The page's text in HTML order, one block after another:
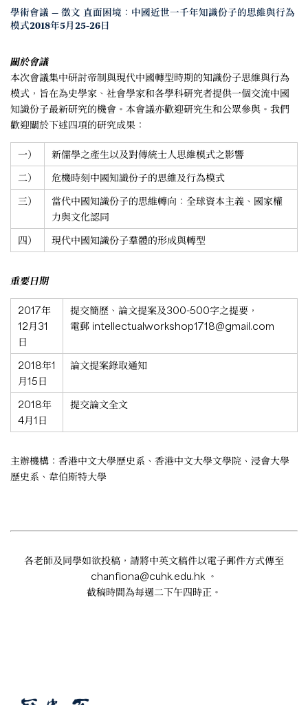
學術會議 — 徵文 直面困境：中國近世一千年知識份子的思維與行為
模式2018年5月25-26日
關於會議
本次會議集中研討帝制與現代中國轉型時期的知識份子思維與行為
模式，旨在為史學家、社會學家和各學科研究者提供一個交流中國
知識份子最新研究的機會。本會議亦歡迎研究生和公眾參與。我們
歡迎關於下述四項的研究成果：
一）
新儒學之產生以及對傳統士人思維模式之影響
二）
危機時刻中國知識份子的思維及行為模式
三）
當代中國知識份子的思維轉向：全球資本主義、國家權
力與文化認同
四）
現代中國知識份子羣體的形成與轉型
重要日期
2017年
12月31
日
提交簡歷、論文提案及300-500字之提要，
電郵 intellectualworkshop1718@gmail.com
2018年1
月15日
論文提案錄取通知
2018年
4月1日
提交論文全文
主辦機構：香港中文大學歷史系、香港中文大學文學院、浸會大學
歷史系、韋伯斯特大學
各老師及同學如欲投稿，請將中英文稿件以電子郵件方式傳至
chanfiona@cuhk.edu.hk 。
截稿時間為每週二下午四時正。